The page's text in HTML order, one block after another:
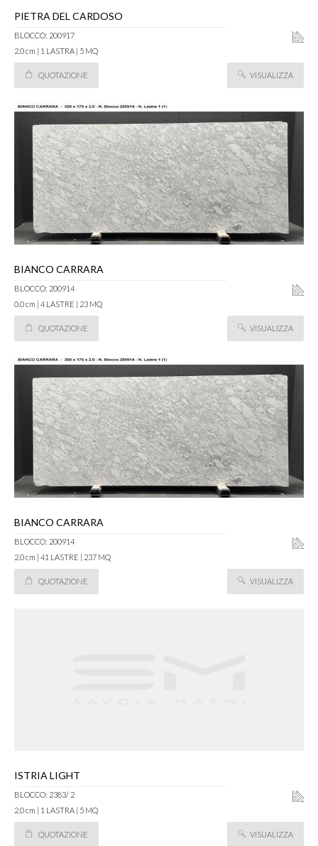
PIETRA DEL CARDOSO
BLOCCO: 200917
2.0 cm | 1 LASTRA | 5 MQ
QUOTAZIONE VISUALIZZA
BIANCO CARRARA
BLOCCO: 200914
0.0 cm | 4 LASTRE | 23 MQ
QUOTAZIONE VISUALIZZA
BIANCO CARRARA
BLOCCO: 200914
2.0 cm | 41 LASTRE | 237 MQ
QUOTAZIONE VISUALIZZA
ISTRIA LIGHT
BLOCCO: 2383/ 2
2.0 cm | 1 LASTRA | 5 MQ
QUOTAZIONE VISUALIZZA